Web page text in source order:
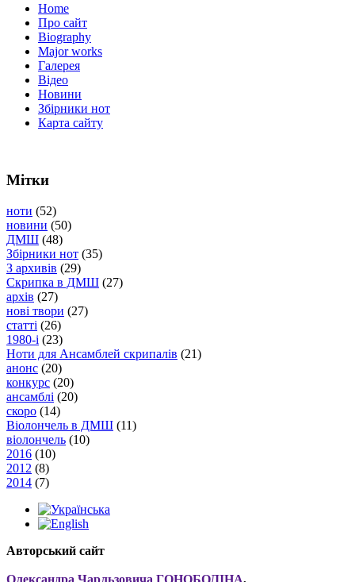
Home
Про сайт
Biography
Major works
Галерея
Відео
Новини
Збірники нот
Карта сайту
Мітки
ноти (52)
новини (50)
ДМШ (48)
Збірники нот (35)
З архивів (29)
Скрипка в ДМШ (27)
архів (27)
нові твори (27)
статті (26)
1980-і (23)
Ноти для Ансамблей скрипалів (21)
анонс (20)
конкурс (20)
ансамблі (20)
скоро (14)
Віолончель в ДМШ (11)
віолончель (10)
2016 (10)
2012 (8)
2014 (7)
Авторський сайт
Олександра Чарльзовича ГОНОБОЛІНА,